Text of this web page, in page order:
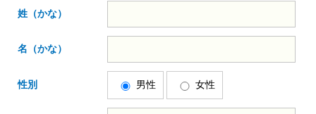
姓（かな）
名（かな）
性別 男性 女性